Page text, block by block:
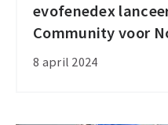
evofenedex
Community voor
8 april 2024
evofenedex
lanceert
Nieuwe
voor